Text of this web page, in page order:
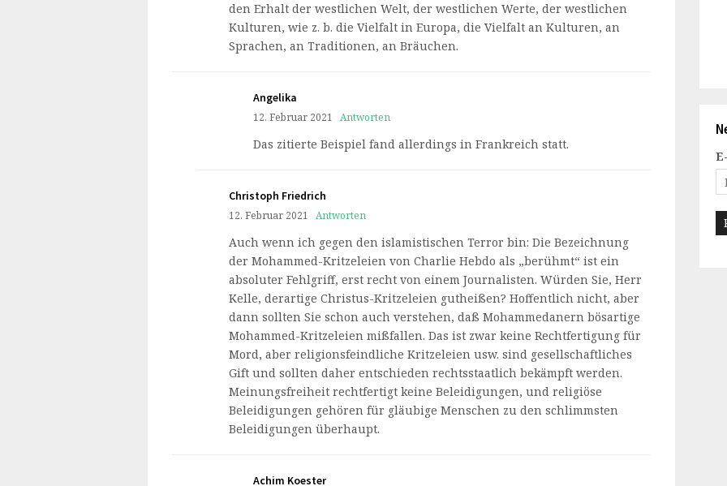
den Erhalt der westlichen Welt, der westlichen Werte, der westlichen
Kulturen, wie z. b. die Vielfalt in Europa, die Vielfalt an Kulturen, an
Sprachen, an Traditionen, an Bräuchen.
Angelika
12. Februar 2021 Antworten
Das zitierte Beispiel fand allerdings in Frankreich statt.
Christoph Friedrich
12. Februar 2021 Antworten
Auch wenn ich gegen den islamistischen Terror bin: Die Bezeichnung
der Mohammed-Kritzeleien von Charlie Hebdo als „berühmt“ ist ein
absoluter Fehlgriff, erst recht von einem Journalisten. Würden Sie, Herr
Kelle, derartige Christus-Kritzeleien gutheißen? Hoffentlich nicht, aber
dann sollten Sie schon auch verstehen, daß Mohammedanern bösartige
Mohammed-Kritzeleien mißfallen. Das ist zwar keine Rechtfertigung für
Mord, aber religionsfeindliche Kritzeleien usw. sind gesellschaftliches
Gift und sollten daher entschieden rechtsstaatlich bekämpft werden.
Meinungsfreiheit rechtfertigt keine Beleidigungen, und religiöse
Beleidigungen gehören für gläubige Menschen zu den schlimmsten
Beleidigungen überhaupt.
Achim Koester